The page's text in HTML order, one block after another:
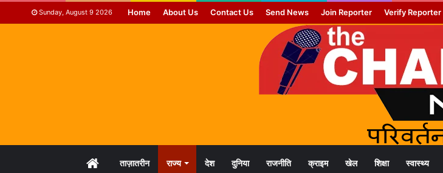
Sunday, August 9 2026 Home About Us Contact Us Send News Join Reporter Verify Reporter
HOMEताज़ातरीन राज्य देश दुनिया राजनीति क्राइम खेल शिक्षा स्वास्थ्य